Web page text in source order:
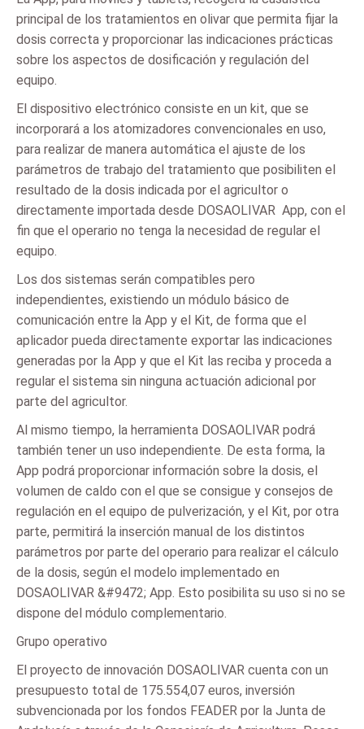
principal de los tratamientos en olivar que permita fijar la
dosis correcta y proporcionar las indicaciones prácticas
sobre los aspectos de dosificación y regulación del
equipo.
El dispositivo electrónico consiste en un kit, que se
incorporará a los atomizadores convencionales en uso,
para realizar de manera automática el ajuste de los
parámetros de trabajo del tratamiento que posibiliten el
resultado de la dosis indicada por el agricultor o
directamente importada desde DOSAOLIVAR  App, con el
fin que el operario no tenga la necesidad de regular el
equipo.
Los dos sistemas serán compatibles pero
independientes, existiendo un módulo básico de
comunicación entre la App y el Kit, de forma que el
aplicador pueda directamente exportar las indicaciones
generadas por la App y que el Kit las reciba y proceda a
regular el sistema sin ninguna actuación adicional por
parte del agricultor.
Al mismo tiempo, la herramienta DOSAOLIVAR podrá
también tener un uso independiente. De esta forma, la
App podrá proporcionar información sobre la dosis, el
volumen de caldo con el que se consigue y consejos de
regulación en el equipo de pulverización, y el Kit, por otra
parte, permitirá la inserción manual de los distintos
parámetros por parte del operario para realizar el cálculo
de la dosis, según el modelo implementado en
DOSAOLIVAR &#9472; App. Esto posibilita su uso si no se
dispone del módulo complementario.
Grupo operativo
El proyecto de innovación DOSAOLIVAR cuenta con un
presupuesto total de 175.554,07 euros, inversión
subvencionada por los fondos FEADER por la Junta de